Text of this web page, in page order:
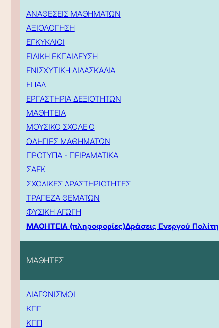
ΑΝΑΘΕΣΕΙΣ ΜΑΘΗΜΑΤΩΝ
ΑΞΙΟΛΟΓΗΣΗ
ΕΓΚΥΚΛΙΟΙ
ΕΙΔΙΚΗ ΕΚΠΑΙΔΕΥΣΗ
ΕΝΙΣΧΥΤΙΚΗ ΔΙΔΑΣΚΑΛΙΑ
ΕΠΑΛ
ΕΡΓΑΣΤΗΡΙΑ ΔΕΞΙΟΤΗΤΩΝ
ΜΑΘΗΤΕΙΑ
ΜΟΥΣΙΚΟ ΣΧΟΛΕΙΟ
ΟΔΗΓΙΕΣ ΜΑΘΗΜΑΤΩΝ
ΠΡΟΤΥΠΑ - ΠΕΙΡΑΜΑΤΙΚΑ
ΣΑΕΚ
ΣΧΟΛΙΚΕΣ ΔΡΑΣΤΗΡΙΟΤΗΤΕΣ
ΤΡΑΠΕΖΑ ΘΕΜΑΤΩΝ
ΦΥΣΙΚΗ ΑΓΩΓΗ
ΜΑΘΗΤΕΙΑ (πληροφορίες)Δράσεις Ενεργού Πολίτη
ΜΑΘΗΤΕΣ
ΔΙΑΓΩΝΙΣΜΟΙ
ΚΠΓ
ΚΠΠ